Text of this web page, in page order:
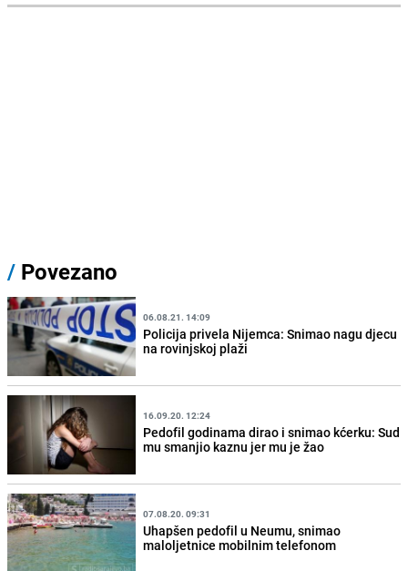
/ Povezano
06.08.21. 14:09
Policija privela Nijemca: Snimao nagu djecu
na rovinjskoj plaži
16.09.20. 12:24
Pedofil godinama dirao i snimao kćerku: Sud
mu smanjio kaznu jer mu je žao
07.08.20. 09:31
Uhapšen pedofil u Neumu, snimao
maloljetnice mobilnim telefonom